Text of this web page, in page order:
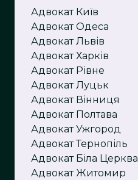
Адвокат Київ
Адвокат Одеса
Адвокат Львів
Адвокат Харків
Адвокат Рівне
Адвокат Луцьк
Адвокат Вінниця
Адвокат Полтава
Адвокат Ужгород
Адвокат Тернопіль
Адвокат Біла Церква
Адвокат Житомир